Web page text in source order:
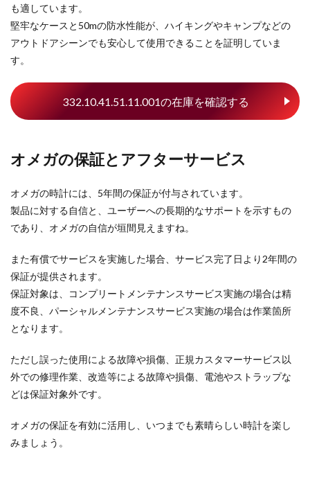
も適しています。
堅牢なケースと50mの防水性能が、ハイキングやキャンプなどの
アウトドアシーンでも安心して使用できることを証明していま
す。
332.10.41.51.11.001の在庫を確認する
オメガの保証とアフターサービス
オメガの時計には、5年間の保証が付与されています。
製品に対する自信と、ユーザーへの長期的なサポートを示すもの
であり、オメガの自信が垣間見えますね。
また有償でサービスを実施した場合、サービス完了日より2年間の
保証が提供されます。
保証対象は、コンプリートメンテナンスサービス実施の場合は精
度不良、パーシャルメンテナンスサービス実施の場合は作業箇所
となります。
ただし誤った使用による故障や損傷、正規カスタマーサービス以
外での修理作業、改造等による故障や損傷、電池やストラップな
どは保証対象外です。
オメガの保証を有効に活用し、いつまでも素晴らしい時計を楽し
みましょう。